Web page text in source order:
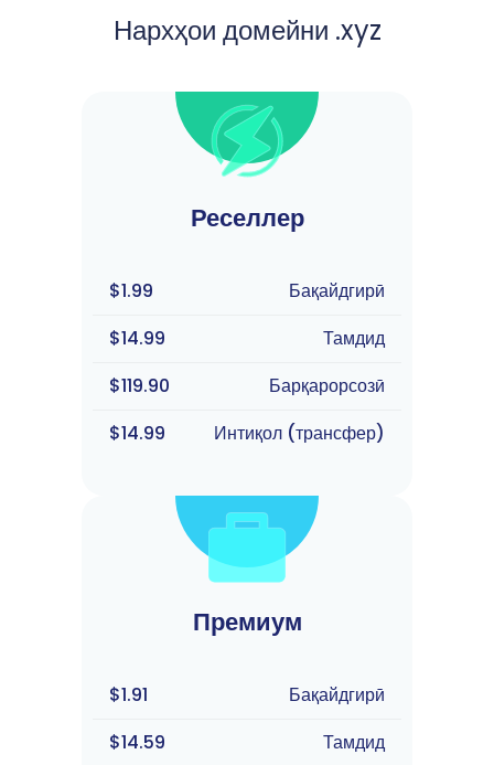
Нархҳои домейни .xyz
Реселлер
$1.99
Бақайдгирӣ
$14.99
Тамдид
$119.90
Барқарорсозӣ
$14.99
Интиқол (трансфер)
Премиум
$1.91
Бақайдгирӣ
$14.59
Тамдид